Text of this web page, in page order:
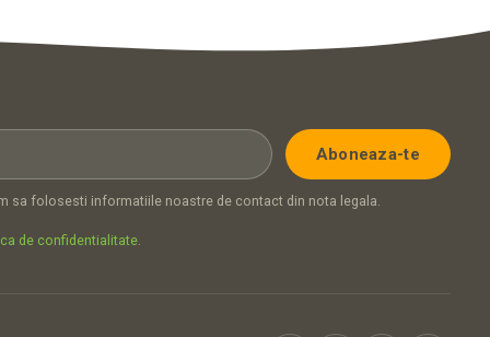
sa folosesti informatiile noastre de contact din nota legala.
de confidentialitate